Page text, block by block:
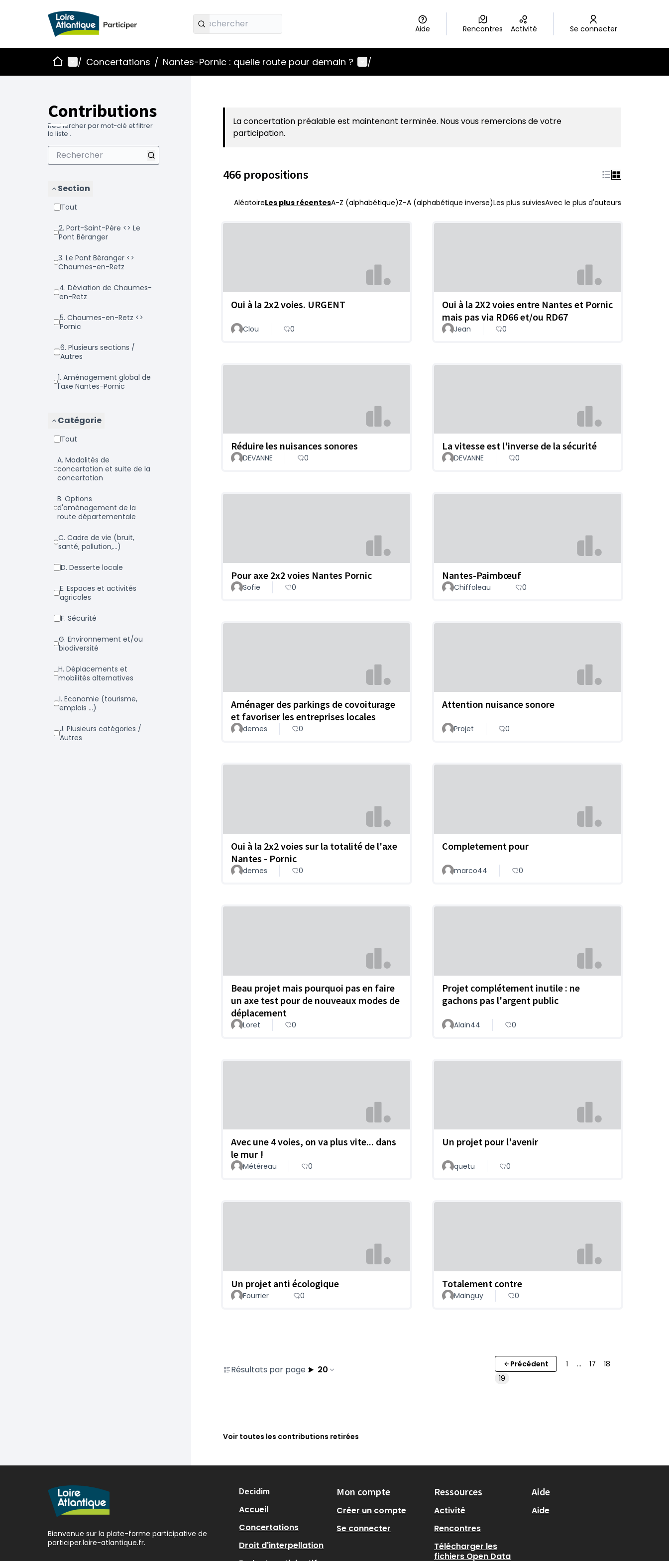
Aide Rencontres Activité Se connecter
AccueilMenu principal
/ Concertations / Nantes-Pornic : quelle route pour demain ? Menu utilisateur
/
Contributions
Rechercher par mot-clé et filtrer
la liste .
Section
Tout
2. Port-Saint-Père <> Le
Pont Béranger
3. Le Pont Béranger <>
Chaumes-en-Retz
4. Déviation de Chaumes-
en-Retz
5. Chaumes-en-Retz <>
Pornic
6. Plusieurs sections /
Autres
1. Aménagement global de
l'axe Nantes-Pornic
Catégorie
Tout
a. Modalités de
concertation et suite de la
concertation
b. Options
d'aménagement de la
route départementale
c. Cadre de vie (bruit,
santé, pollution,...)
d. Desserte locale
e. Espaces et activités
agricoles
f. Sécurité
g. Environnement et/ou
biodiversité
h. Déplacements et
mobilités alternatives
i. Economie (tourisme,
emplois ...)
j. Plusieurs catégories /
Autres
La concertation préalable est maintenant terminée. Nous vous remercions de votre
participation.
466 propositions
AléatoireLes plus récentesA-Z (alphabétique)Z-A (alphabétique inverse)Les plus suiviesAvec le plus d'auteurs
Oui à la 2x2 voies. URGENT
Clou 0
Oui à la 2X2 voies entre Nantes et Pornic
mais pas via RD66 et/ou RD67
Jean 0
Réduire les nuisances sonores
DEVANNE 0
La vitesse est l'inverse de la sécurité
DEVANNE 0
Pour axe 2x2 voies Nantes Pornic
Sofie 0
Nantes-Paimbœuf
Chiffoleau 0
Aménager des parkings de covoiturage
et favoriser les entreprises locales
demes 0
Attention nuisance sonore
Projet 0
Oui à la 2x2 voies sur la totalité de l'axe
Nantes - Pornic
demes 0
Completement pour
marco44 0
Beau projet mais pourquoi pas en faire
un axe test pour de nouveaux modes de
déplacement
Loret 0
Projet complétement inutile : ne
gachons pas l'argent public
Alain44 0
Avec une 4 voies, on va plus vite... dans
le mur !
Météreau 0
Un projet pour l'avenir
quetu 0
Un projet anti écologique
Fourrier 0
Totalement contre
Mainguy 0
Résultats par page : 20 Précédent 1 … 17
18
19
Voir toutes les contributions retirées
Bienvenue sur la plate-forme participative de
participer.loire-atlantique.fr.
Decidim
Accueil
Concertations
Droit d'interpellation
Mon compte
Créer un compte
Se connecter
Ressources
Activité
Rencontres
Télécharger les
fichiers Open Data
Aide
Aide